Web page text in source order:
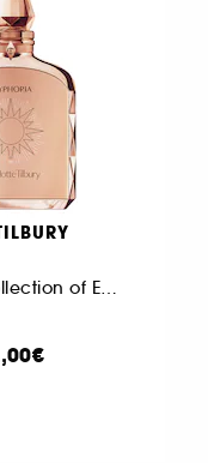
Fragrance Collection of Emotions